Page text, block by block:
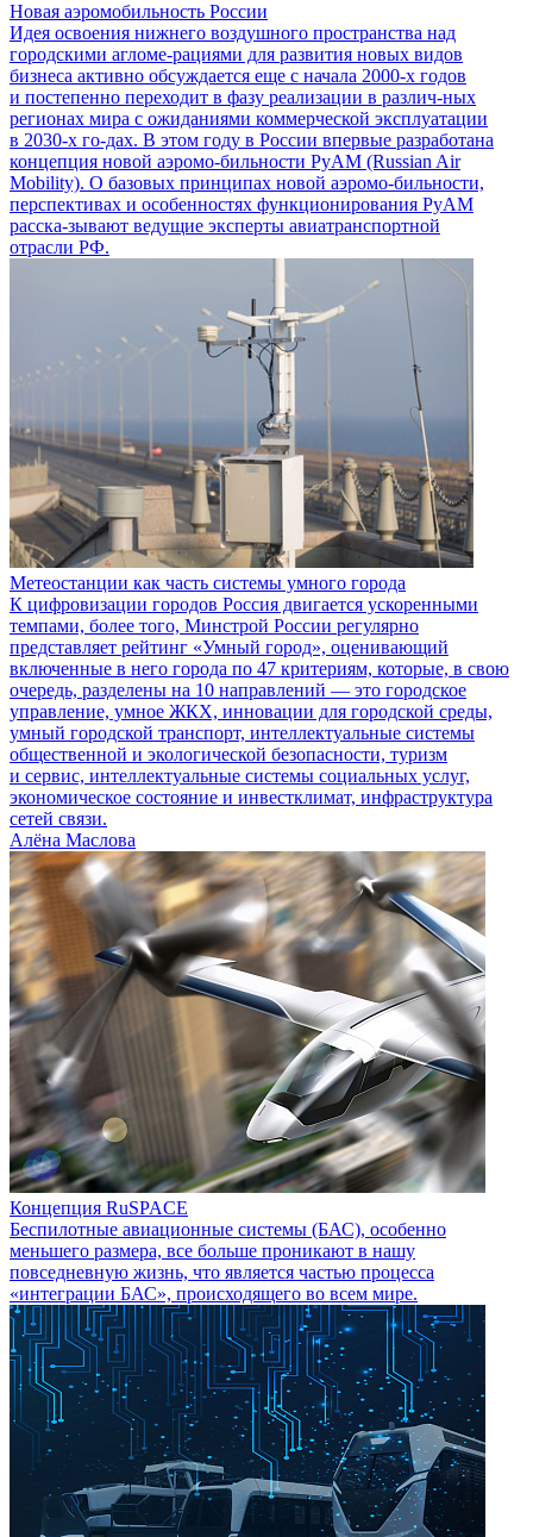
Новая аэромобильность России
Идея освоения нижнего воздушного пространства над
городскими агломе-рациями для развития новых видов
бизнеса активно обсуждается еще с начала 2000-х годов
и постепенно переходит в фазу реализации в различ-ных
регионах мира с ожиданиями коммерческой эксплуатации
в 2030-х го-дах. В этом году в России впервые разработана
концепция новой аэромо-бильности РуАМ (Russian Air
Mobility). О базовых принципах новой аэромо-бильности,
перспективах и особенностях функционирования РуАМ
расска-зывают ведущие эксперты авиатранспортной
отрасли РФ.
Метеостанции как часть системы умного города
К цифровизации городов Россия двигается ускоренными
темпами, более того, Минстрой России регулярно
представляет рейтинг «Умный город», оценивающий
включенные в него города по 47 критериям, которые, в свою
очередь, разделены на 10 направлений — это городское
управление, умное ЖКХ, инновации для городской среды,
умный городской транспорт, интеллектуальные системы
общественной и экологической безопасности, туризм
и сервис, интеллектуальные системы социальных услуг,
экономическое состояние и инвестклимат, инфраструктура
сетей связи.
Алёна Маслова
Концепция RuSPACE
Беспилотные авиационные системы (БАС), особенно
меньшего размера, все больше проникают в нашу
повседневную жизнь, что является частью процесса
«интеграции БАС», происходящего во всем мире.